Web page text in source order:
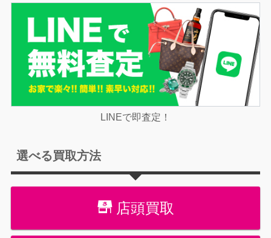
LINEで即査定！
選べる買取方法
店頭買取